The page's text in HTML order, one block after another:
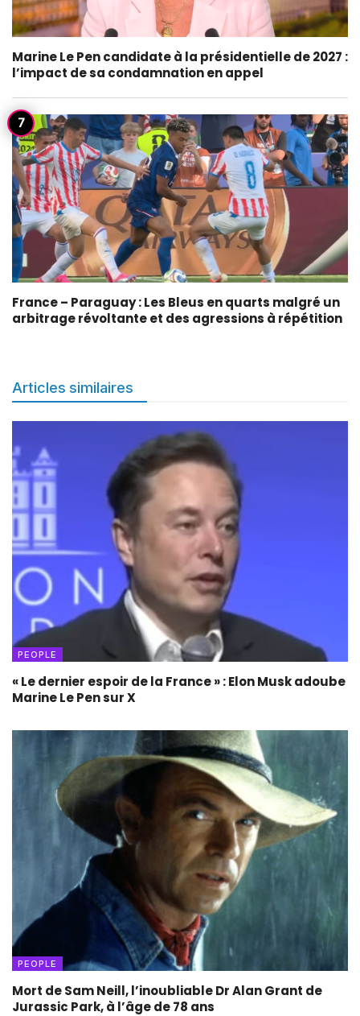
Marine Le Pen candidate à la présidentielle de 2027 :
l’impact de sa condamnation en appel
France – Paraguay : Les Bleus en quarts malgré un
arbitrage révoltante et des agressions à répétition
Articles similaires
PEOPLE
« Le dernier espoir de la France » : Elon Musk adoube
Marine Le Pen sur X
PEOPLE
Mort de Sam Neill, l’inoubliable Dr Alan Grant de
Jurassic Park, à l’âge de 78 ans